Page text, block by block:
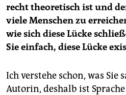
recht theoretisch ist und
viele Menschen zu
wie sich diese Lücke
Sie einfach, diese Lücke
Ich verstehe schon, was Sie
Autorin, deshalb ist